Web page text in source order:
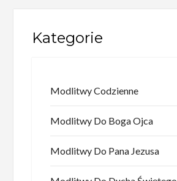
Kategorie
Modlitwy Codzienne
Modlitwy Do Boga Ojca
Modlitwy Do Pana Jezusa